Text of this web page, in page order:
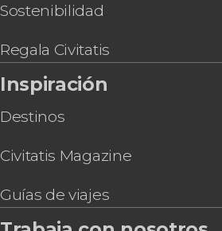
Sostenibilidad
Regala Civitatis
Inspiración
Destinos
Civitatis Magazine
Guías de viajes